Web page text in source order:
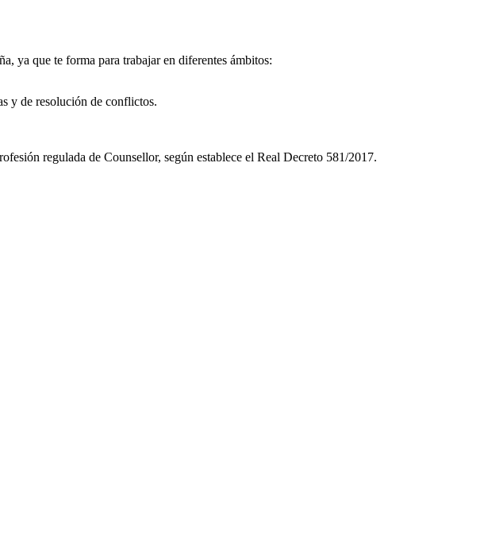
ya que te forma para trabajar en diferentes ámbitos:
y de resolución de conflictos.
regulada de Counsellor, según establece el Real Decreto 581/2017.